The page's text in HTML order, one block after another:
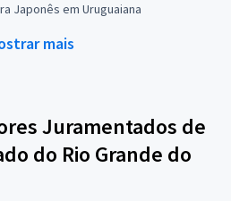
Japonês em Uruguaiana
mais
Juramentados de
do Rio Grande do